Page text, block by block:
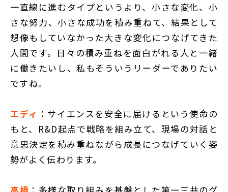
一直線に進むタイプというより、小さな変化、小
さな努力、小さな成功を積み重ねて、結果として
想像もしていなかった大きな変化につなげてきた
人間です。日々の積み重ねを面白がれる人と一緒
に働きたいし、私もそういうリーダーでありたい
ですね。
エディ ：サイエンスを安全に届けるという使命の
もと、R&D起点で戦略を組み立て、現場の対話と
意思決定を積み重ねながら成長につなげていく姿
勢がよく伝わります。